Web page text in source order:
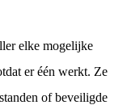
elke mogelijke
er één werkt. Ze
of beveiligde